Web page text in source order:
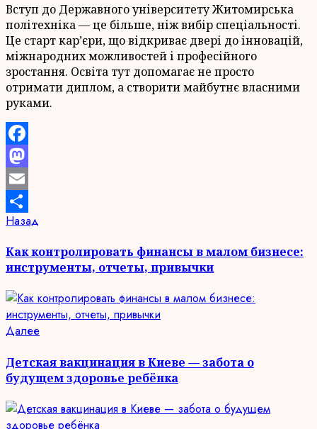
Вступ до Державного університету Житомирська
політехніка — це більше, ніж вибір спеціальності.
Це старт кар’єри, що відкриває двері до інновацій,
міжнародних можливостей і професійного
зростання. Освіта тут допомагає не просто
отримати диплом, а створити майбутнє власними
руками.
Facebook
Mastodon
Email
Отправить
Продолжить
чтение
Назад
Как контролировать финансы в малом бизнесе:
инструменты, отчеты, привычки
ДалееСледующая
Детская вакцинация в Киеве — забота о
будущем здоровье ребёнка